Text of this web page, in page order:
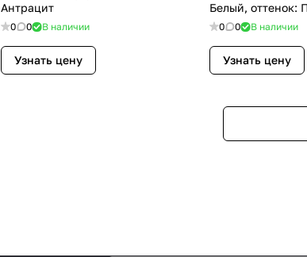
Антрацит
0 0 В наличии
Узнать цену
Белый, оттенок:
0 0 В наличии
Узнать цену